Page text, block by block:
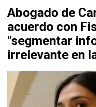
Abogado de
acuerdo con
"segmentar
irrelevante en